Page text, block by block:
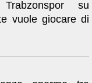
su
vuole giocare di